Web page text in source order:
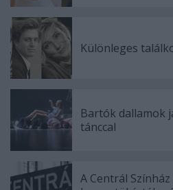
Különleges
Bartók dallamok
tánccal
A Centrál